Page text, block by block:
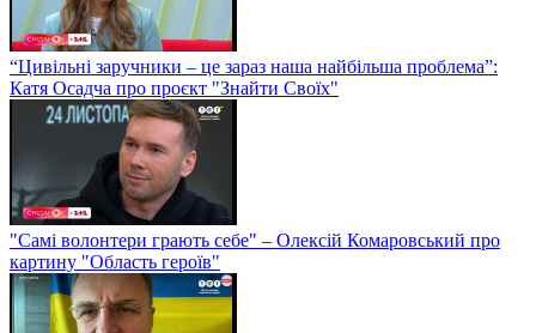
“Цивільні заручники – це зараз наша найбільша проблема”:
Катя Осадча про проєкт "Знайти Своїх"
"Самі волонтери грають себе" – Олексій Комаровський про
картину "Область героїв"